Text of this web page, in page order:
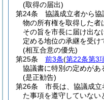
(取得の届出)
第24条
協議成立者から
物の所有権を取得した者
その旨を市長に届け出な
定める地位の承継を受け
(相互合意の優先)
第25条
前3条(第22条第3
協議書に特別の定めがあ
(是正勧告)
第26条
市長は、協議成
た事項を遵守していない